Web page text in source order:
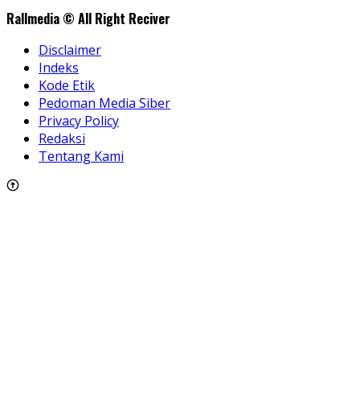
Rallmedia © All Right Reciver
Disclaimer
Indeks
Kode Etik
Pedoman Media Siber
Privacy Policy
Redaksi
Tentang Kami